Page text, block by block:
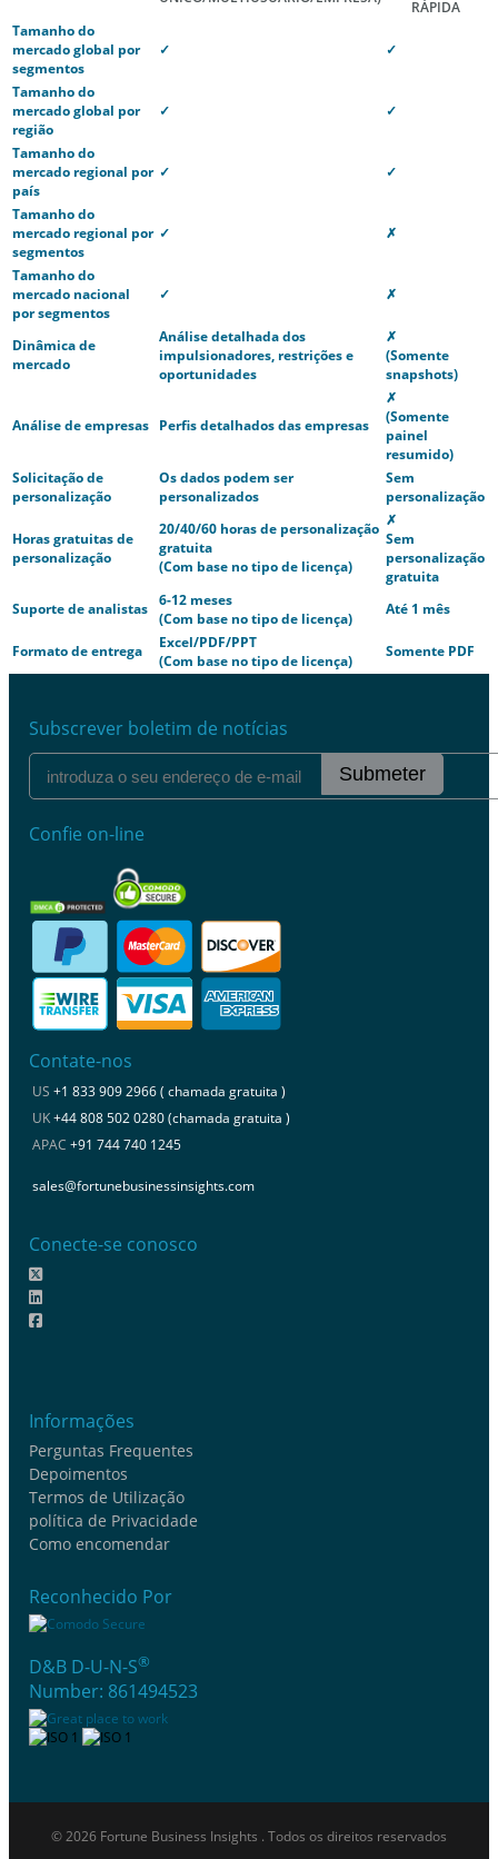
RÁPIDA
Tamanho do
mercado global por
segmentos
✓ ✓
Tamanho do
mercado global por
região
✓ ✓
Tamanho do
mercado regional por
país
✓ ✓
Tamanho do
mercado regional por
segmentos
✓ ✗
Tamanho do
mercado nacional
por segmentos
✓ ✗
Dinâmica de
mercado
Análise detalhada dos
impulsionadores, restrições e
oportunidades
✗
(Somente
snapshots)
Análise de empresas Perfis detalhados das empresas
✗
(Somente
painel
resumido)
Solicitação de
personalização
Os dados podem ser
personalizados
Sem
personalização
Horas gratuitas de
personalização
20/40/60 horas de personalização
gratuita
(Com base no tipo de licença)
✗
Sem
personalização
gratuita
Suporte de analistas 6-12 meses
(Com base no tipo de licença)
Até 1 mês
Formato de entrega
Excel/PDF/PPT
(Com base no tipo de licença)
Somente PDF
Subscrever boletim de notícias
Submeter
Confie on-line
Contate-nos
US +1 833 909 2966 ( chamada gratuita )
UK+44 808 502 0280 (chamada gratuita )
APAC +91 744 740 1245
sales@fortunebusinessinsights.com
Conecte-se conosco
Informações
Perguntas Frequentes
Depoimentos
Termos de Utilização
política de Privacidade
Como encomendar
Reconhecido Por
D&B D-U-N-S®
Number: 861494523
© 2026 Fortune Business Insights . Todos os direitos reservados